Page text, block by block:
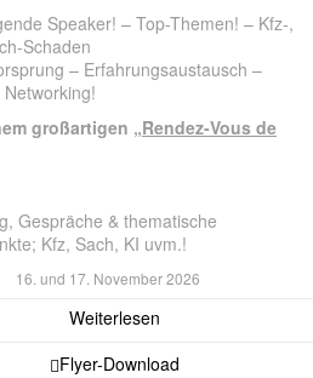
Speaker! – Top-Themen! – Kfz-,
Schaden
– Erfahrungsaustausch –
großartigen „Rendez-Vous de
Gespräche & thematische
Kfz, Sach, KI uvm.!
16. und 17. November 2026
Weiterlesen
Flyer-Download